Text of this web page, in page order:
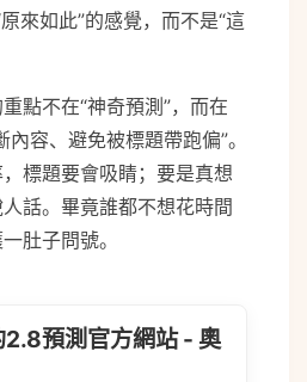
來如此”的感覺，而不是“這
點不在“神奇預測”，而在
容、避免被標題帶跑偏”。
標題要會吸睛；要是真想
話。畢竟誰都不想花時間
肚子問號。
2.8預測官方網站 - 奧